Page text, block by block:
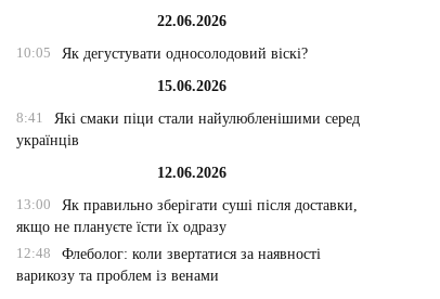
22.06.2026
10:05
Як дегустувати односолодовий віскі?
15.06.2026
8:41
Які смаки піци стали найулюбленішими серед
українців
12.06.2026
13:00
Як правильно зберігати суші після доставки,
якщо не плануєте їсти їх одразу
12:48
Флеболог: коли звертатися за наявності
варикозу та проблем із венами